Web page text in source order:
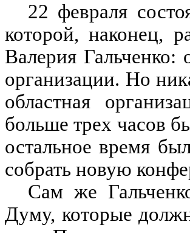
22 февраля
которой, наконец,
Валерия
организации. Но
областная
больше трех часов
остальное время
собрать новую
Сам же
Думу, которые